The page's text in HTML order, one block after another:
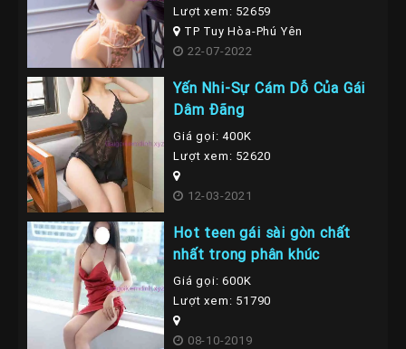
Lượt xem: 52659
TP Tuy Hòa-Phú Yên
22-07-2022
Yến Nhi-Sự Cám Dỗ Của Gái
Dâm Đãng
Giá gọi: 400K
Lượt xem: 52620
12-03-2021
Hot teen gái sài gòn chất
nhất trong phân khúc
Giá gọi: 600K
Lượt xem: 51790
08-10-2019